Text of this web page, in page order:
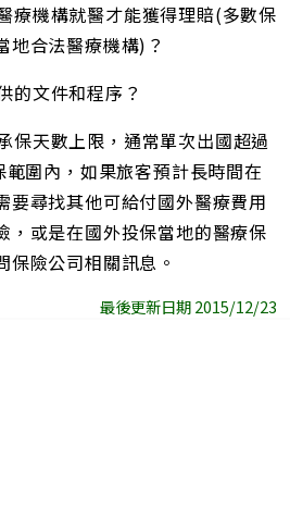
療機構就醫才能獲得理賠(多數保
地合法醫療機構)？
的文件和程序？
保天數上限，通常單次出國超過
圍內，如果旅客預計長時間在
要尋找其他可給付國外醫療費用
，或是在國外投保當地的醫療保
保險公司相關訊息。
最後更新日期 2015/12/23